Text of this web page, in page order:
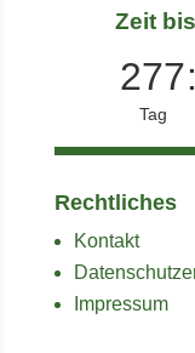
Zeit
277
Tag
:
Rechtliches
Kontakt
Impressum